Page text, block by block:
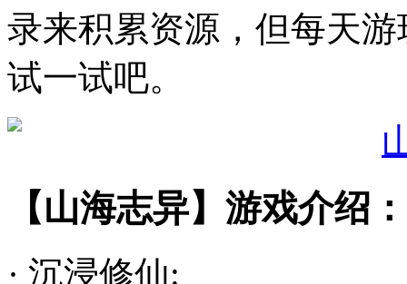
录来积累资源，但每天
试一试吧。
【山海志异】游戏介绍：
· 沉浸修仙: